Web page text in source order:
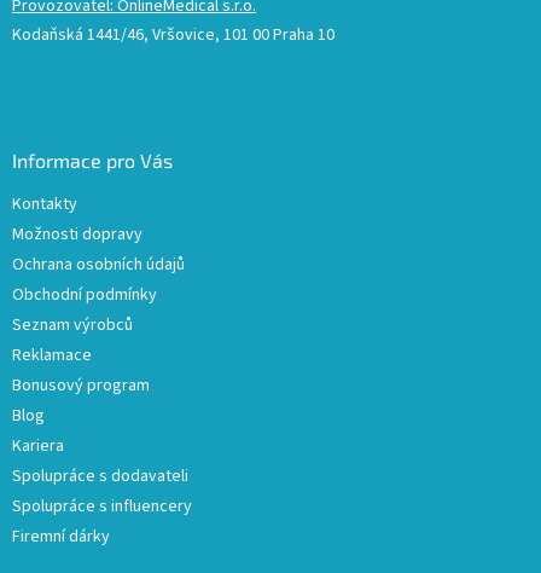
Provozovatel: OnlineMedical s.r.o.
Kodaňská 1441/46, Vršovice, 101 00 Praha 10
Informace pro Vás
Kontakty
Možnosti dopravy
Ochrana osobních údajů
Obchodní podmínky
Seznam výrobců
Reklamace
Bonusový program
Blog
Kariera
Spolupráce s dodavateli
Spolupráce s influencery
Firemní dárky